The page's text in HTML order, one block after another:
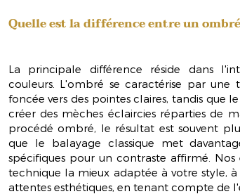
Quelle est la différence entre un
La principale différence réside dans
couleurs. L'ombré se caractérise par une
foncée vers des pointes claires, tandis que
créer des mèches éclaircies réparties de
procédé ombré, le résultat est souvent
que le balayage classique met
spécifiques pour un contraste affirmé. Nos
technique la mieux adaptée à votre style,
attentes esthétiques, en tenant compte de